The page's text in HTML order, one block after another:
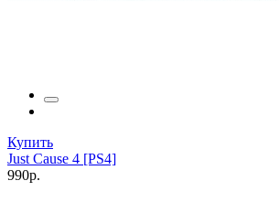
Купить
Just Cause 4 [PS4]
990р.